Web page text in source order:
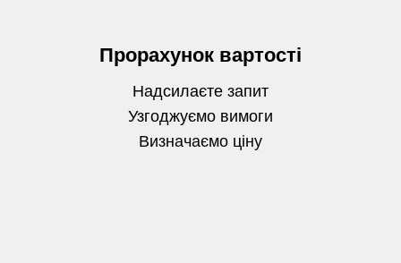
Прорахунок вартості
Надсилаєте запит
Узгоджуємо вимоги
Визначаємо ціну